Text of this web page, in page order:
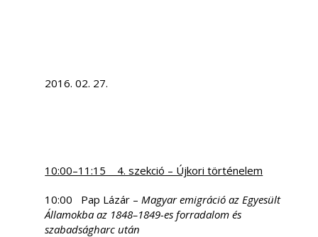
2016. 02. 27.
10:00–11:15 4. szekció – Újkori történelem
10:00 Pap Lázár – Magyar emigráció az Egyesült
Államokba az 1848–1849-es forradalom és
szabadságharc után